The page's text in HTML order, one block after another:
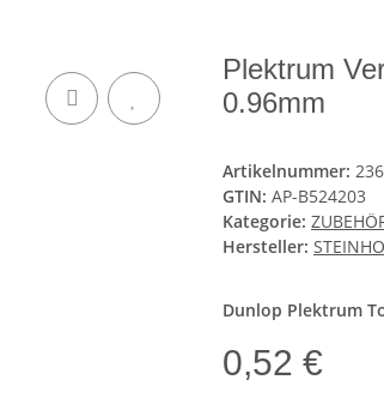
Plektrum
0.96mm
Artikelnummer:
GTIN: AP-B524203
Kategorie:
Hersteller:
Dunlop Plektrum
0,52 €